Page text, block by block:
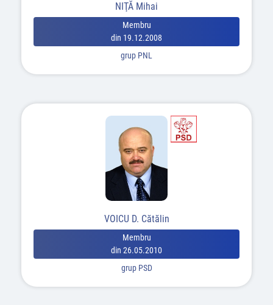
NIŢĂ Mihai
Membru
din 19.12.2008
grup PNL
VOICU D. Cătălin
Membru
din 26.05.2010
grup PSD